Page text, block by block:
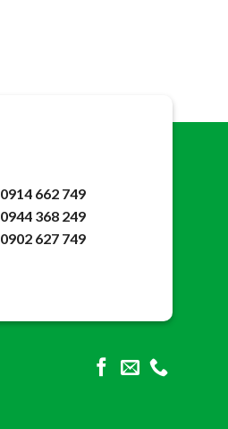
0914 662 749
0944 368 249
0902 627 749